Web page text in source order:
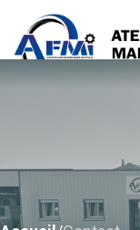
content